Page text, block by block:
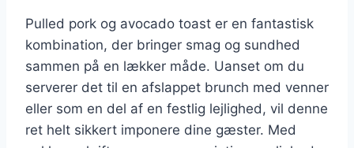
Pulled pork og avocado toast er en fantastisk
kombination, der bringer smag og sundhed
sammen på en lækker måde. Uanset om du
serverer det til en afslappet brunch med venner
eller som en del af en festlig lejlighed, vil denne
ret helt sikkert imponere dine gæster. Med